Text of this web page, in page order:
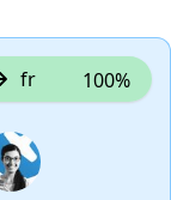
fr 100%